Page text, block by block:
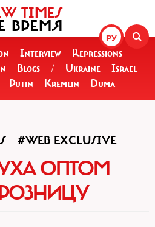
РУ
TIMES
ВРЕМЯ
Interview
Repressions
Blogs / Ukraine
Israel
Putin Kremlin Duma
#WEB EXCLUSIVE
ОПТОМ